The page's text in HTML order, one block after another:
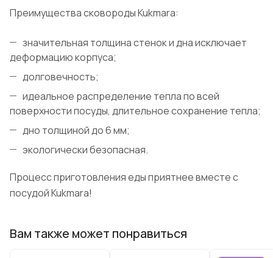
Преимущества сковороды Kukmara:
значительная толщина стенок и дна исключает
деформацию корпуса;
долговечность;
идеальное распределение тепла по всей
поверхности посуды, длительное сохранение тепла;
дно толщиной до 6 мм;
экологически безопасная.
Процесс приготовления еды приятнее вместе с
посудой Kukmara!
Вам также может понравиться